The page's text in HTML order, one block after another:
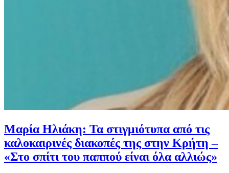
Μαρία Ηλιάκη: Τα στιγμιότυπα από τις
καλοκαιρινές διακοπές της στην Κρήτη –
«Στο σπίτι του παππού είναι όλα αλλιώς»